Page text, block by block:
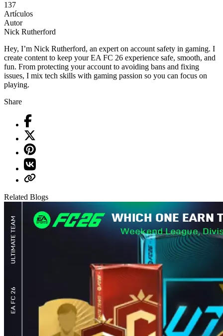
137
Artículos
Autor
Nick Rutherford
Hey, I’m Nick Rutherford, an expert on account safety in gaming. I
create content to keep your EA FC 26 experience safe, smooth, and
fun. From protecting your account to avoiding bans and fixing
issues, I mix tech skills with gaming passion so you can focus on
playing.
Share
Related Blogs